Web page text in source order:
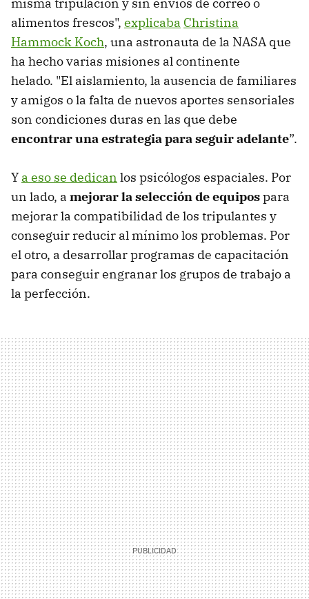
misma tripulación y sin envíos de correo o
alimentos frescos", explicaba Christina
Hammock Koch, una astronauta de la NASA que
ha hecho varias misiones al continente
helado. "El aislamiento, la ausencia de familiares
y amigos o la falta de nuevos aportes sensoriales
son condiciones duras en las que debe
encontrar una estrategia para seguir adelante”.
Y a eso se dedican los psicólogos espaciales. Por
un lado, a mejorar la selección de equipospara
mejorar la compatibilidad de los tripulantes y
conseguir reducir al mínimo los problemas. Por
el otro, a desarrollar programas de capacitación
para conseguir engranar los grupos de trabajo a
la perfección.